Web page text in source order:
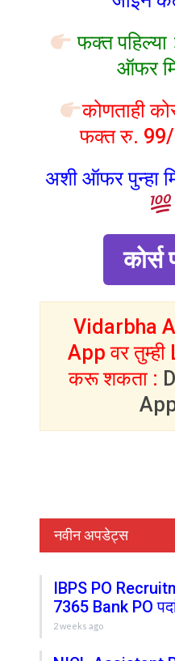
फक्त पहिल्या
ऑफर
कोणताही
फक्त रु.
अशी ऑफर पुन्हा
कोर्स
Vidarbha
App वर
करू शकता :
नवीन अपडेट्स
IBPS PO
7365 Bank PO
2 weeks ago